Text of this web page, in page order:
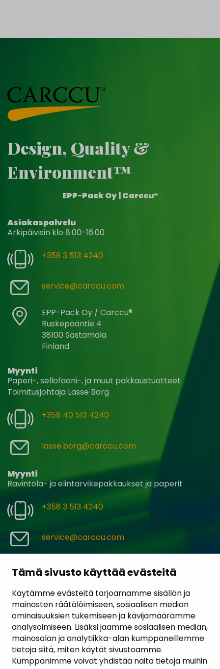
Tämä sivusto käyttää evästeitä
Käytämme evästeitä tarjoamamme sisällön ja
mainosten räätälöimiseen, sosiaalisen median
ominaisuuksien tukemiseen ja kävijämäärämme
analysoimiseen. Lisäksi jaamme sosiaalisen median,
mainosalan ja analytiikka-alan kumppaneillemme
tietoja siitä, miten käytät sivustoamme.
Kumppanimme voivat yhdistää näitä tietoja muihin
Design, Quality &
Environment™
EPP-Pack Oy | Carccu®
Asiakaspalvelu
Arkipäivisin klo 8.00-16.00
+358 3 513 4240
service@carccu.com
EPP-Pack Oy / Carccu®
Ruskepääntie 4
38100 Sastamala
Finland
Myynti
Paperi-, sellofaani-, ja muut pakkaustuotteet
Toimitusjohtaja Lasse Borg
+358 40 513 4240
lasse.borg@carccu.com
Myynti
Ravintola- ja elintarvikepakkaukset ja paperit
+358 3 513 4240
service@carccu.com
Evästekäytännöt